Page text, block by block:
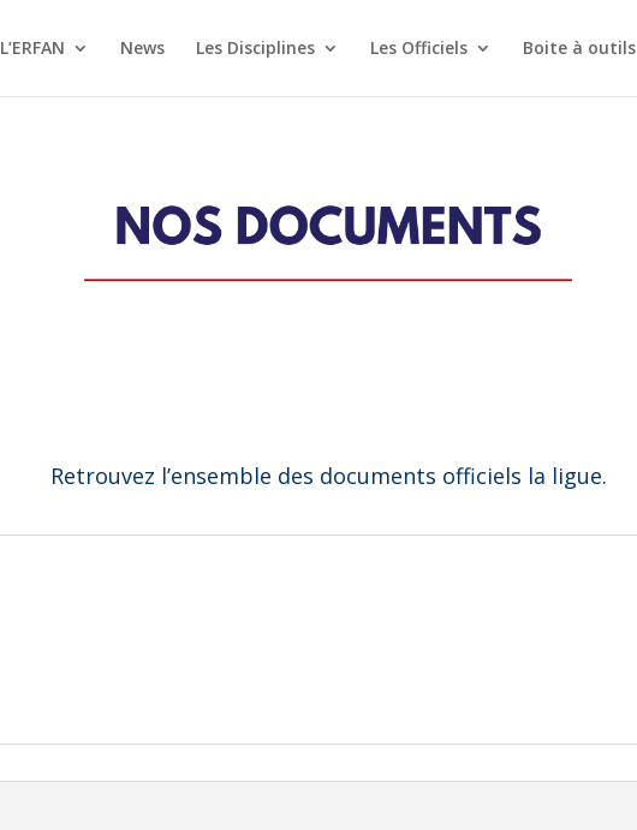
L’ERFAN News Les Disciplines Les Officiels Boite à outils
Retrouvez l’ensemble des documents officiels la ligue.